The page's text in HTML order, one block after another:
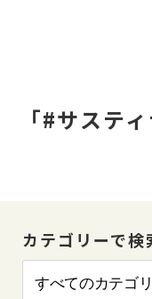
「#サステ
カテゴリーで検